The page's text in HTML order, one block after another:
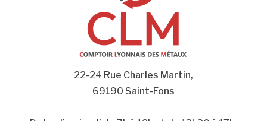
22-24 Rue Charles Martin,
69190 Saint-Fons